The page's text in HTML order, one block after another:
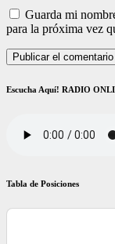
Guarda mi
para la próxima vez
Escucha Aquí! RADIO
Tabla de Posiciones